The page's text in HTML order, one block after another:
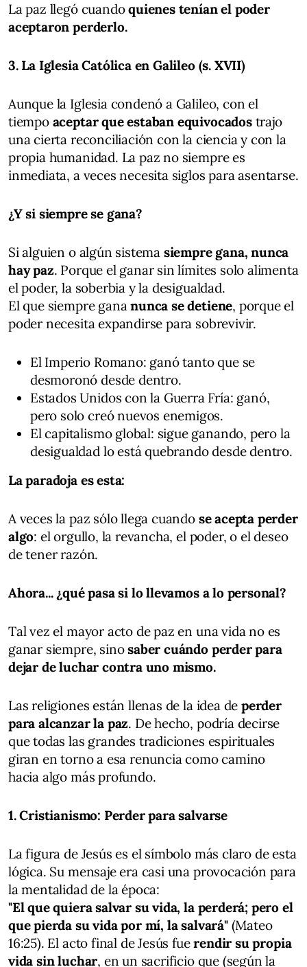
La paz llegó cuandoquienes tenían el poder
aceptaron perderlo.
3. La Iglesia Católica en Galileo (s. XVII)
Aunque la Iglesia condenó a Galileo, con el
tiempo aceptar que estaban equivocadostrajo
una cierta reconciliación con la ciencia y con la
propia humanidad. La paz no siempre es
inmediata, a veces necesita siglos para asentarse.
¿Y si siempre se gana?
Si alguien o algún sistema siempre gana, nunca
hay paz. Porque el ganar sin límites solo alimenta
el poder, la soberbia y la desigualdad.
El que siempre gananunca se detiene, porque el
poder necesita expandirse para sobrevivir.
El Imperio Romano: ganó tanto que se
desmoronó desde dentro.
Estados Unidos con la Guerra Fría: ganó,
pero solo creó nuevos enemigos.
El capitalismo global: sigue ganando, pero la
desigualdad lo está quebrando desde dentro.
La paradoja es esta:
A veces la paz sólo llega cuando se acepta perder
algo: el orgullo, la revancha, el poder, o el deseo
de tener razón.
Ahora... ¿qué pasa si lo llevamos a lo personal?
Tal vez el mayor acto de paz en una vida no es
ganar siempre, sinosaber cuándo perder para
dejar de luchar contra uno mismo.
Las religiones están llenas de la idea deperder
para alcanzar la paz. De hecho, podría decirse
que todas las grandes tradiciones espirituales
giran en torno a esa renuncia como camino
hacia algo más profundo.
1. Cristianismo: Perder para salvarse
La figura de Jesús es el símbolo más claro de esta
lógica. Su mensaje era casi una provocación para
la mentalidad de la época:
"El que quiera salvar su vida, la perderá; pero el
que pierda su vida por mí, la salvará"(Mateo
16:25). El acto final de Jesús fuerendir su propia
vida sin luchar, en un sacrificio que (según la